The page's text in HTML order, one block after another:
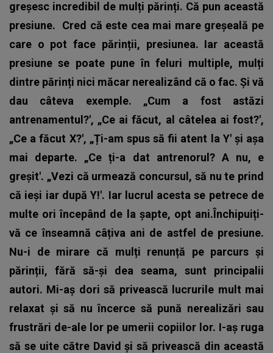
greșesc incredibil de mulți părinți. Că pun această
presiune. Cred că este cea mai mare greșeală pe
care o pot face părinții, presiunea. Iar această
presiune se poate pune în feluri multiple, mulți
dintre părinți nici măcar nerealizând că o fac. Și vă
dau câteva exemple. „Cum a fost astăzi
antrenamentul?', „Ce ai făcut, al câtelea ai fost?',
„Ce a făcut X?', „Ți-am spus să fii atent la Y' și așa
mai departe. „Ce ți-a dat antrenorul? A nu, e
greșit'. „Vezi că urmează concursul, să nu te prind
că ieși iar după Y!'. Iar lucrul acesta se petrece de
multe ori începând de la șapte, opt ani.Închipuiți-
vă ce înseamnă câțiva ani de astfel de presiune.
Nu-i de mirare că mulți renunță pe parcurs și
părinții, fără să-și dea seama, sunt principalii
autori. Mi-aș dori să privească lucrurile mult mai
relaxat și să nu încerce să pună nerealizări sau
frustrări de-ale lor pe umerii copiilor lor. I-aș ruga
să se uite către David și să privească din această